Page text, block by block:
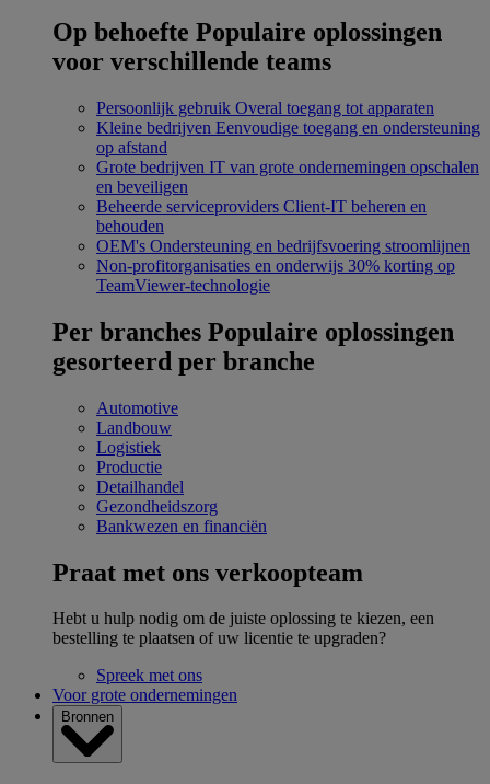
Op behoefte Populaire oplossingen
voor verschillende teams
Persoonlijk gebruik Overal toegang tot apparaten
Kleine bedrijven Eenvoudige toegang en ondersteuning
op afstand
Grote bedrijven IT van grote ondernemingen opschalen
en beveiligen
Beheerde serviceproviders Client-IT beheren en
behouden
OEM's Ondersteuning en bedrijfsvoering stroomlijnen
Non-profitorganisaties en onderwijs 30% korting op
TeamViewer-technologie
Per branches Populaire oplossingen
gesorteerd per branche
Automotive
Landbouw
Logistiek
Productie
Detailhandel
Gezondheidszorg
Bankwezen en financiën
Praat met ons verkoopteam
Hebt u hulp nodig om de juiste oplossing te kiezen, een
bestelling te plaatsen of uw licentie te upgraden?
Spreek met ons
Voor grote ondernemingen
Bronnen